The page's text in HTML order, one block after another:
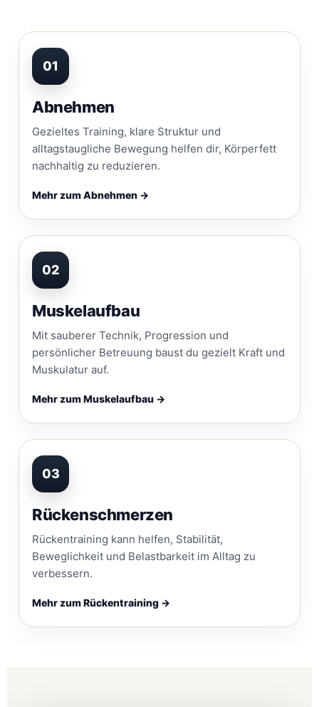
01
Abnehmen
Gezieltes Training, klare Struktur und
alltagstaugliche Bewegung helfen dir, Körperfett
nachhaltig zu reduzieren.
Mehr zum Abnehmen →
02
Muskelaufbau
Mit sauberer Technik, Progression und
persönlicher Betreuung baust du gezielt Kraft und
Muskulatur auf.
Mehr zum Muskelaufbau →
03
Rückenschmerzen
Rückentraining kann helfen, Stabilität,
Beweglichkeit und Belastbarkeit im Alltag zu
verbessern.
Mehr zum Rückentraining →